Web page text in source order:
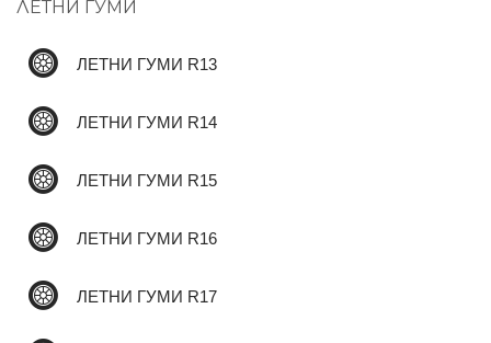
ЛЕТНИ ГУМИ
ЛЕТНИ ГУМИ R13
ЛЕТНИ ГУМИ R14
ЛЕТНИ ГУМИ R15
ЛЕТНИ ГУМИ R16
ЛЕТНИ ГУМИ R17